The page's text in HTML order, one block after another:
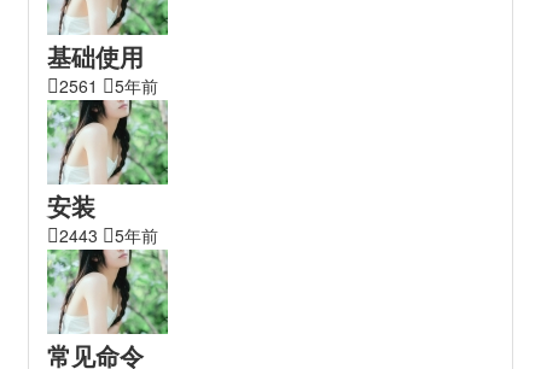
基础使用
2561 5年前
安装
2443 5年前
常见命令